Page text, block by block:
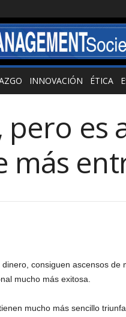
INNOVACIÓN ÉTICA
es
más
consiguen ascensos de
mucho más exitosa.
mucho más sencillo